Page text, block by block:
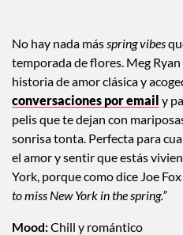
No hay nada más spring vibes
temporada de flores. Meg
historia de amor clásica y
conversaciones por email y
pelis que te dejan con
sonrisa tonta. Perfecta para
el amor y sentir que estás
York, porque como dice Joe Fox
to miss New York in the spring.”
Mood:Chill y romántico